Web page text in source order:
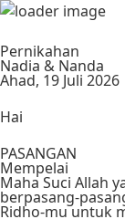
Pernikahan
Nadia & Nanda
Ahad, 19 Juli 2026
Hai
PASANGAN
Mempelai
Maha Suci Allah
berpasang-
Ridho-mu untuk